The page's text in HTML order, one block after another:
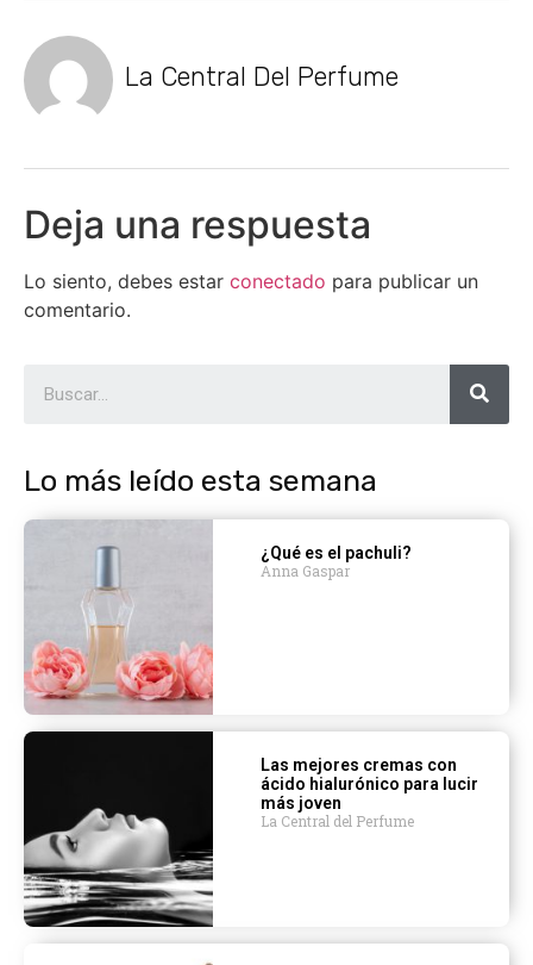
La Central Del Perfume
Deja una respuesta
Lo siento, debes estar conectado para publicar un
comentario.
Lo más leído esta semana
¿Qué es el pachuli?
Anna Gaspar
Las mejores cremas con
ácido hialurónico para lucir
más joven
La Central del Perfume